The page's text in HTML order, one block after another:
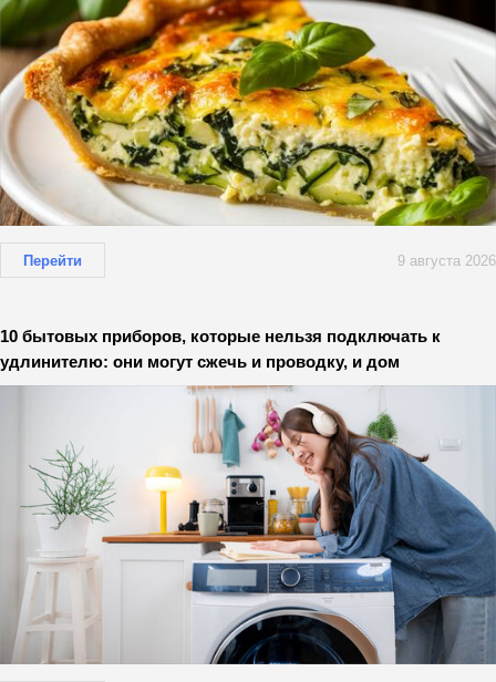
Перейти 9 августа 2026
10 бытовых приборов, которые нельзя подключать к
удлинителю: они могут сжечь и проводку, и дом